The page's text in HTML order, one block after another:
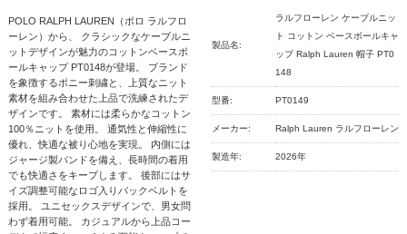
POLO RALPH LAUREN（ポロ ラルフロ
ーレン）から、 クラシックなケーブルニ
ットデザインが魅力のコットンベースボ
ールキャップ PT0148が登場。 ブランド
を象徴するポニー刺繍と、上質なニット
素材を組み合わせた上品で洗練されたデ
ザインです。 素材には柔らかなコットン
100％ニットを使用。 通気性と伸縮性に
優れ、快適な被り心地を実現。 内側には
ジャージ製バンドを備え、長時間の着用
でも快適さをキープします。 後部にはサ
イズ調整可能なロゴ入りバックベルトを
採用。 ユニセックスデザインで、男女問
わず着用可能。 カジュアルから上品コー
製品名:
ラルフローレン ケーブルニッ
ト コットン ベースボールキャ
ップ Ralph Lauren 帽子 PT0
148
型番: PT0149
メーカー: Ralph Lauren ラルフローレン
製造年: 2026年